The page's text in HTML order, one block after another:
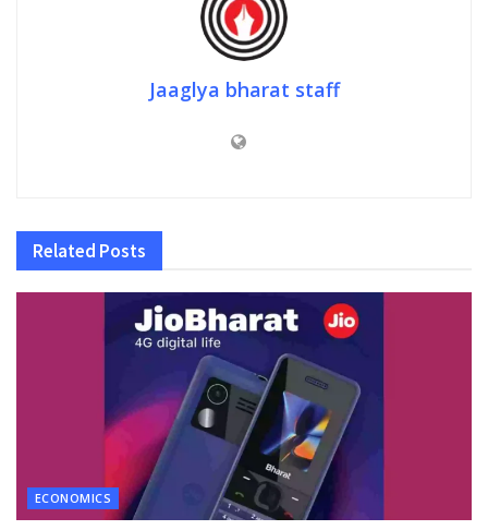
Jaaglya bharat staff
Related Posts
ECONOMICS